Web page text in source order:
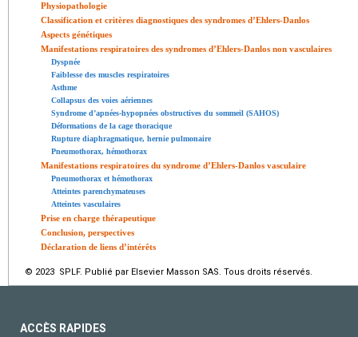
Physiopathologie
Classification et critères diagnostiques des syndromes d’Ehlers-Danlos
Aspects génétiques
Manifestations respiratoires des syndromes d’Ehlers-Danlos non vasculaires
Dyspnée
Faiblesse des muscles respiratoires
Asthme
Collapsus des voies aériennes
Syndrome d’apnées-hypopnées obstructives du sommeil (SAHOS)
Déformations de la cage thoracique
Rupture diaphragmatique, hernie pulmonaire
Pneumothorax, hémothorax
Manifestations respiratoires du syndrome d’Ehlers-Danlos vasculaire
Pneumothorax et hémothorax
Atteintes parenchymateuses
Atteintes vasculaires
Prise en charge thérapeutique
Conclusion, perspectives
Déclaration de liens d’intérêts
© 2023 SPLF. Publié par Elsevier Masson SAS. Tous droits réservés.
ACCÈS RAPIDES